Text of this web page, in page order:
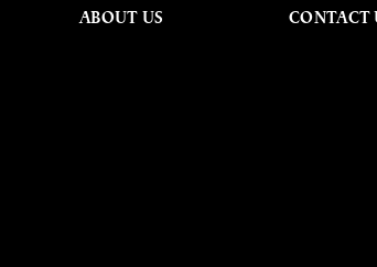
ABOUT US CONTACT